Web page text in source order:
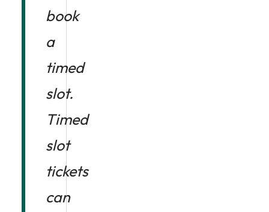
book
a
timed
slot.
Timed
slot
tickets
can